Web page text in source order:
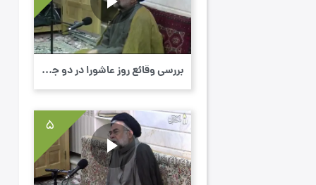
بررسی وقائع روز عاشورا در دو جنبۀ خیر و شر...
5